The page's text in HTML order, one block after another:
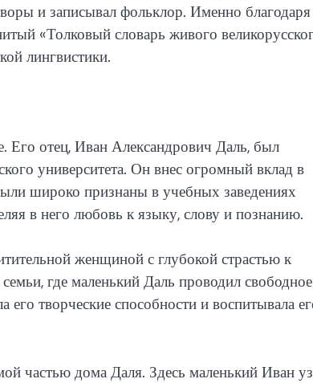
и записывал фольклор. Именно благодаря
«Толковый словарь живого
лингвистики.
Его отец, Иван Александрович Даль, был
университета. Он внес огромный вклад в
широко признаны в учебных заведениях
в него любовь к языку, слову и познанию.
женщиной с глубокой страстью к
где маленький Даль проводил свободное
творческие способности и воспитывала
частью дома Даля. Здесь маленький Иван